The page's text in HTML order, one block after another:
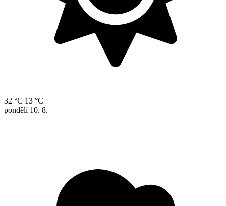
32 °C 13 °C
pondělí 10. 8.